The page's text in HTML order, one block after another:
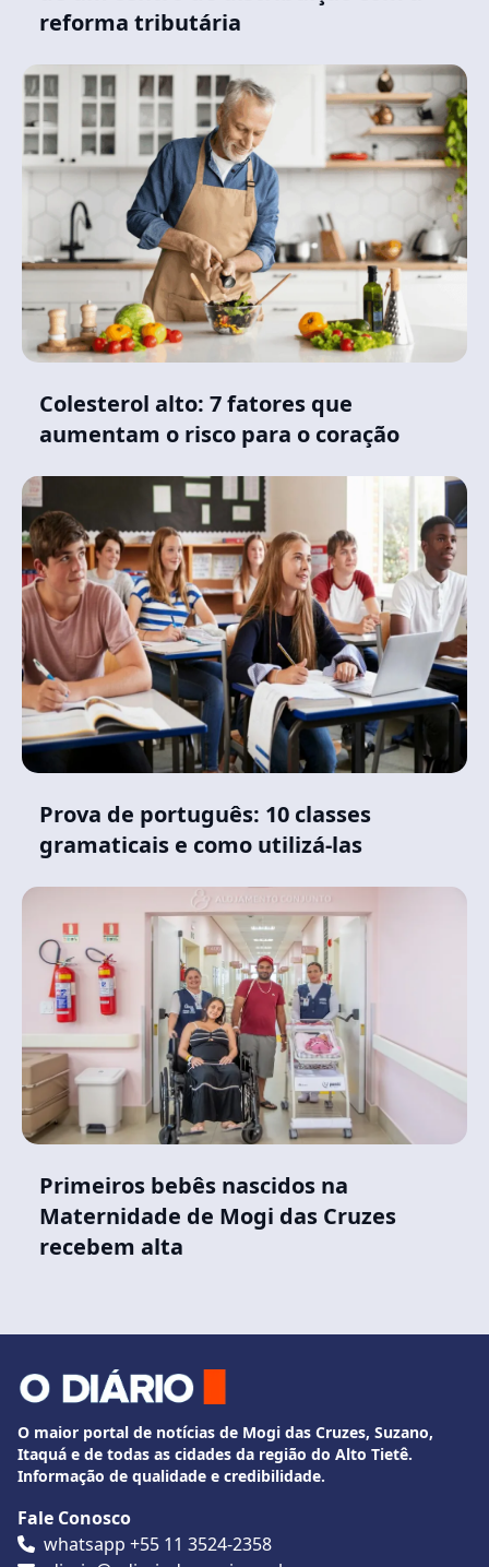
reforma tributária
Colesterol alto: 7 fatores que
aumentam o risco para o coração
Prova de português: 10 classes
gramaticais e como utilizá-las
Primeiros bebês nascidos na
Maternidade de Mogi das Cruzes
recebem alta
O maior portal de notícias de Mogi das Cruzes, Suzano,
Itaquá e de todas as cidades da região do Alto Tietê.
Informação de qualidade e credibilidade.
Fale Conosco
whatsapp +55 11 3524-2358